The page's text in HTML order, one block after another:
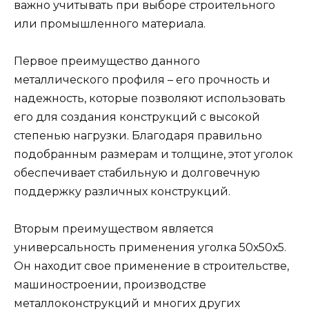
важно учитывать при выборе строительного
или промышленного материала.
Первое преимущество данного
металлического профиля – его прочность и
надежность, которые позволяют использовать
его для создания конструкций с высокой
степенью нагрузки. Благодаря правильно
подобранным размерам и толщине, этот уголок
обеспечивает стабильную и долговечную
поддержку различных конструкций.
Вторым преимуществом является
универсальность применения уголка 50х50х5.
Он находит свое применение в строительстве,
машиностроении, производстве
металлоконструкций и многих других